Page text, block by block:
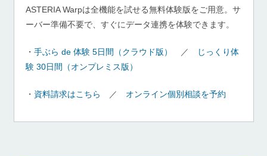
ASTERIA Warpは全機能を試せる無料体験版をご用意。サ
ーバー準備不要で、すぐにデータ連携を体験できます。
・ 手ぶら de 体験 5日間（クラウド版） ／
じっくり体
験 30日間（オンプレミス版）
・ 資料請求はこちら ／ オンライン個別相談を予約